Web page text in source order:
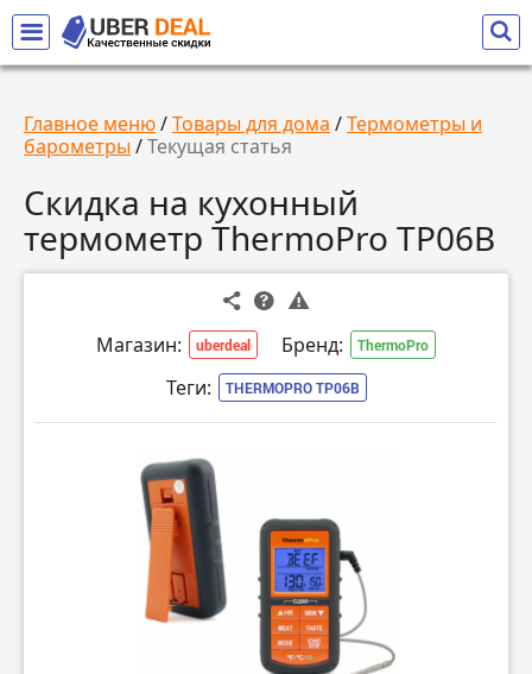
Главное меню/Товары для дома /Термометры и
барометры /Текущая статья
Скидка на кухонный
термометр ThermoPro TP06B
Магазин: uberdeal Бренд: ThermoPro
Теги: THERMOPRO TP06B